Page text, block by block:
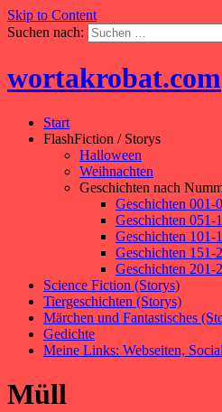
Skip to Content
Suchen nach:
wortakrobat.com
Start
FlashFiction / Storys
Halloween
Weihnachten
Geschichten nach
Geschichten 001-
Geschichten 051-
Geschichten 101-
Geschichten 151-
Geschichten 201-
Science Fiction (Storys)
Tiergeschichten (Storys)
Märchen und Fantastisches
Gedichte
Meine Links: Webseiten,
Müll